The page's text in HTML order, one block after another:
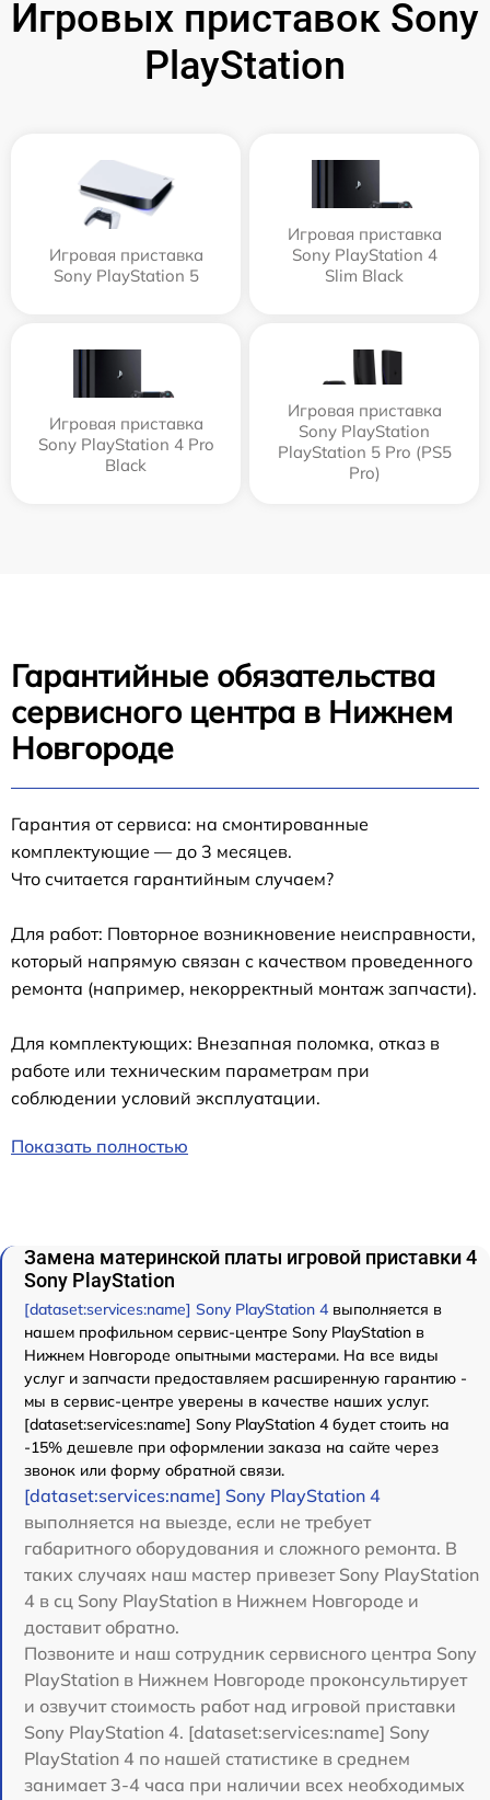
Игровых приставок Sony
PlayStation
Игровая приставка
Sony PlayStation 5
Игровая приставка
Sony PlayStation 4
Slim Black
Игровая приставка
Sony PlayStation 4 Pro
Black
Игровая приставка
Sony PlayStation
PlayStation 5 Pro (PS5
Pro)
Гарантийные обязательства
сервисного центра в Нижнем
Новгороде
Гарантия от сервиса: на смонтированные
комплектующие — до 3 месяцев.
Что считается гарантийным случаем?
Для работ: Повторное возникновение неисправности,
который напрямую связан с качеством проведенного
ремонта (например, некорректный монтаж запчасти).
Для комплектующих: Внезапная поломка, отказ в
работе или техническим параметрам при
соблюдении условий эксплуатации.
Показать полностью
Замена материнской платы игровой приставки 4
Sony PlayStation
[dataset:services:name] Sony PlayStation 4 выполняется в
нашем профильном сервис-центре Sony PlayStation в
Нижнем Новгороде опытными мастерами. На все виды
услуг и запчасти предоставляем расширенную гарантию -
мы в сервис-центре уверены в качестве наших услуг.
[dataset:services:name] Sony PlayStation 4 будет стоить на
-15% дешевле при оформлении заказа на сайте через
звонок или форму обратной связи.
[dataset:services:name] Sony PlayStation 4
выполняется на выезде, если не требует
габаритного оборудования и сложного ремонта. В
таких случаях наш мастер привезет Sony PlayStation
4 в сц Sony PlayStation в Нижнем Новгороде и
доставит обратно.
Позвоните и наш сотрудник сервисного центра Sony
PlayStation в Нижнем Новгороде проконсультирует
и озвучит стоимость работ над игровой приставки
Sony PlayStation 4. [dataset:services:name] Sony
PlayStation 4 по нашей статистике в среднем
занимает 3-4 часа при наличии всех необходимых